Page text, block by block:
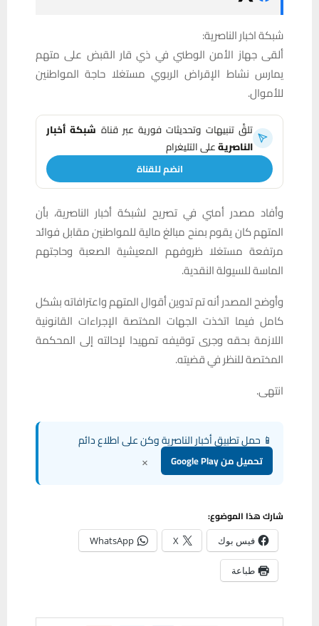
شبكة اخبار الناصرية:
ألقى جهاز الأمن الوطني في ذي قار القبض على متهم
يمارس نشاط الإقراض الربوي مستغلا حاجة المواطنين
للأموال.
تلقَّ تنبيهات وتحديثات فورية عبر قناة شبكة أخبار
الناصريةعلى التليغرام
انضم للقناة
وأفاد مصدر أمني في تصريح لشبكة أخبار الناصرية، بأن
المتهم كان يقوم بمنح مبالغ مالية للمواطنين مقابل فوائد
مرتفعة مستغلا ظروفهم المعيشية الصعبة وحاجتهم
الماسة للسيولة النقدية.
وأوضح المصدر أنه تم تدوين أقوال المتهم واعترافاته بشكل
كامل فيما اتخذت الجهات المختصة الإجراءات القانونية
اللازمة بحقه وجرى توقيفه تمهيدا لإحالته إلى المحكمة
المختصة للنظر في قضيته.
انتهى.
📱 حمل تطبيق أخبار الناصرية وكن على اطلاع دائم
تحميل من Google Play ×
شارك هذا الموضوع:
فيس بوك X
WhatsApp
طباعة